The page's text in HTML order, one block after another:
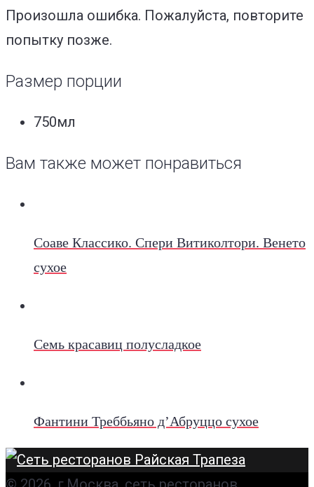
Произошла ошибка. Пожалуйста, повторите
попытку позже.
Размер порции
750мл
Вам также может понравиться
Соаве Классико. Спери Витиколтори. Венето
сухое
Семь красавиц полусладкое
Фантини Треббьяно д’Абруццо сухое